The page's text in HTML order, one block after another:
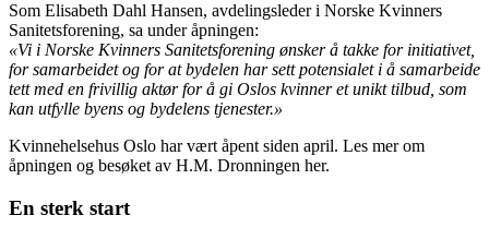
Som Elisabeth Dahl Hansen, avdelingsleder i Norske Kvinners
Sanitetsforening, sa under åpningen:
«Vi i Norske Kvinners Sanitetsforening ønsker å takke for initiativet,
for samarbeidet og for at bydelen har sett potensialet i å samarbeide
tett med en frivillig aktør for å gi Oslos kvinner et unikt tilbud, som
kan utfylle byens og bydelens tjenester.»
Kvinnehelsehus Oslo har vært åpent siden april. Les mer om
åpningen og besøket av H.M. Dronningen her.
En sterk start